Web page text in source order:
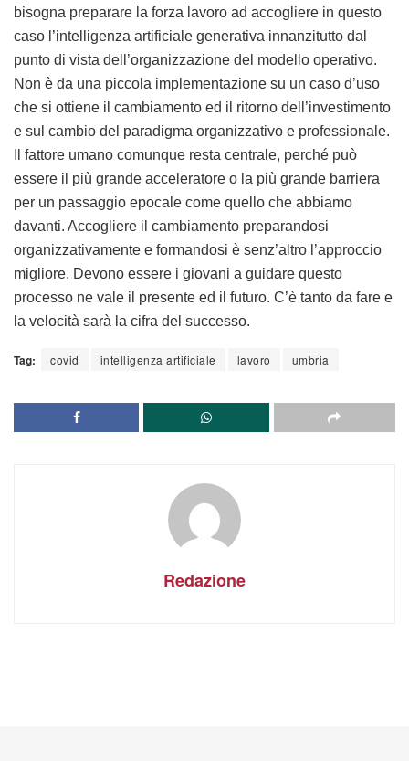
bisogna preparare la forza lavoro ad accogliere in questo
caso l’intelligenza artificiale generativa innanzitutto dal
punto di vista dell’organizzazione del modello operativo.
Non è da una piccola implementazione su un caso d’uso
che si ottiene il cambiamento ed il ritorno dell’investimento
e sul cambio del paradigma organizzativo e professionale.
Il fattore umano comunque resta centrale, perché può
essere il più grande acceleratore o la più grande barriera
per un passaggio epocale come quello che abbiamo
davanti. Accogliere il cambiamento preparandosi
organizzativamente e formandosi è senz’altro l’approccio
migliore. Devono essere i giovani a guidare questo
processo ne vale il presente ed il futuro. C’è tanto da fare e
la velocità sarà la cifra del successo.
Tag: covid intelligenza artificiale lavoro umbria
Redazione